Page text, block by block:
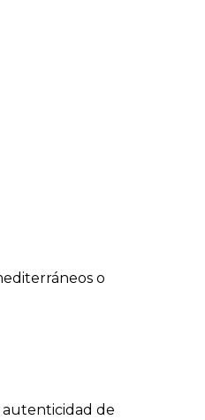
o
autenticidad de